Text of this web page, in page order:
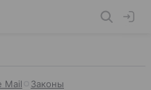
Mail Законы